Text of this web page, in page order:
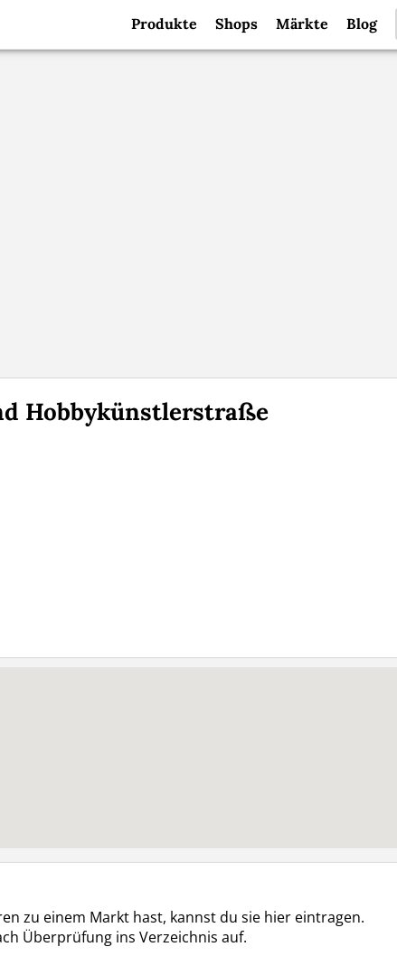
Produkte Shops Märkte Blog
Hobbykünstlerstraße
zu einem Markt hast, kannst du sie hier eintragen.
Überprüfung ins Verzeichnis auf.